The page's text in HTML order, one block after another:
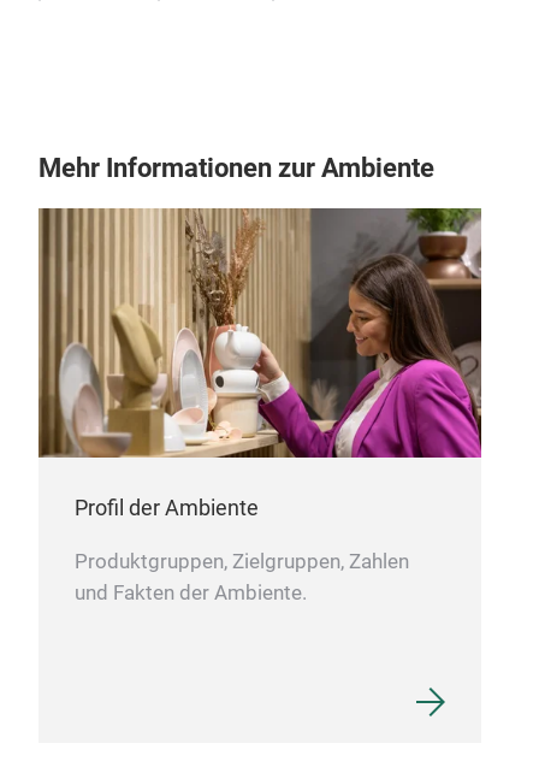
Mehr Informationen zur Ambiente
Profil der Ambiente
Produktgruppen, Zielgruppen, Zahlen
und Fakten der Ambiente.